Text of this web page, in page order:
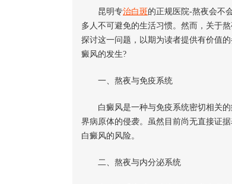
昆明专治白斑的正规医院-熬夜会不
多人不可避免的生活习惯。然而，关于
探讨这一问题，以期为读者提供有价值
癜风的发生?
一、熬夜与免疫系统
白癜风是一种与免疫系统密切相关的
界病原体的侵袭。虽然目前尚无直接证
白癜风的风险。
二、熬夜与内分泌系统